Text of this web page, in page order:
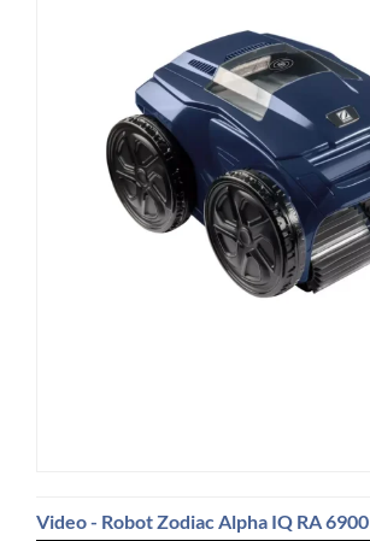
Video - Robot Zodiac Alpha IQ RA 6900